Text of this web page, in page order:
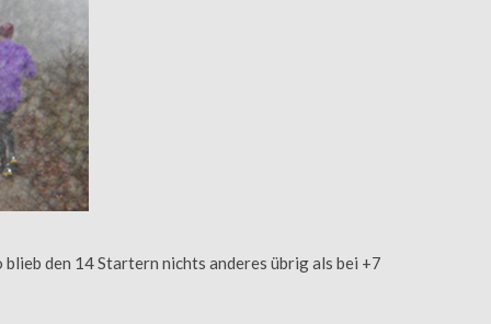
den 14 Startern nichts anderes übrig als bei +7